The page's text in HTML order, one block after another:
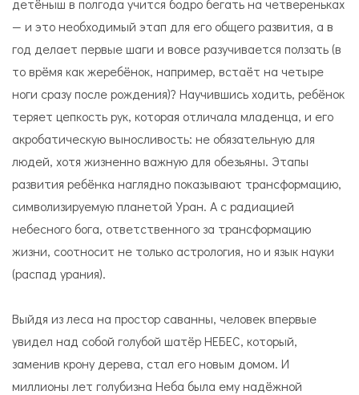
— и это необходимый этап для его общего развития, а в
год делает первые шаги и вовсе разучивается ползать (в
то врёмя как жеребёнок, например, встаёт на четыре
ноги сразу после рождения)? Научившись ходить, ребёнок
теряет цепкость рук, которая отличала младенца, и его
акробатическую выносливость: не обязательную для
людей, хотя жизненно важную для обезьяны. Этапы
развития ребёнка наглядно показывают трансформацию,
символизируемую планетой Уран. А с радиацией
небесного бога, ответственного за трансформацию
жизни, соотносит не только астрология, но и язык науки
(распад урания).
Выйдя из леса на простор саванны, человек впервые
увидел над собой голубой шатёр НЕБЕС, который,
заменив крону дерева, стал его новым домом. И
миллионы лет голубизна Неба была ему надёжной